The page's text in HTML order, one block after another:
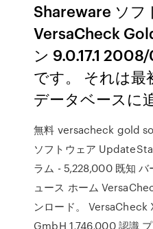
Shareware ソフ
VersaCheck
ン 9.0.17.1
です。 それは
データベースに
無料 versacheck gold
ソフトウェア
ラム - 5,228,000 既知 バ
ュース ホーム
ンロード。 VersaCheck
GmbH 1,746,000 認識